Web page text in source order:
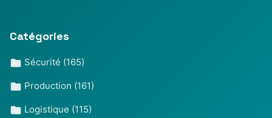
Catégories
Sécurité (165)
Production (161)
Logistique (115)